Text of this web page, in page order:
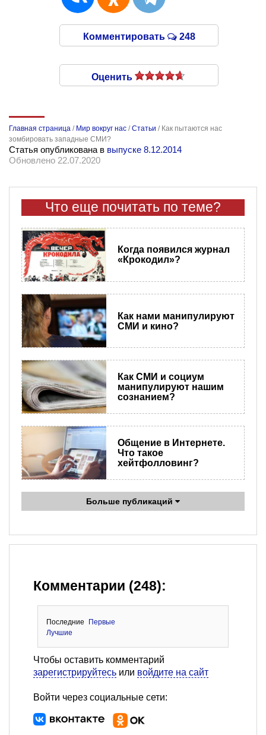
Комментировать 248
Оценить
Главная страница / Мир вокруг нас /Статьи / Как пытаются нас
зомбировать западные СМИ?
Статья опубликована в выпуске 8.12.2014
Обновлено 22.07.2020
Что еще почитать по теме?
Когда появился журнал
«Крокодил»?
Как нами манипулируют
СМИ и кино?
Как СМИ и социум
манипулируют нашим
сознанием?
Общение в Интернете.
Что такое
хейтфолловинг?
Больше публикаций
Комментарии (248):
Последние
Первые
Лучшие
Чтобы оставить комментарий
зарегистрируйтесь или войдите на сайт
Войти через социальные сети: